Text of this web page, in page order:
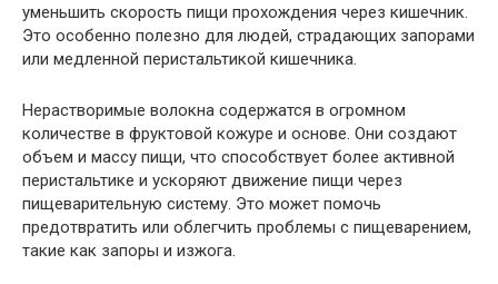
уменьшить скорость пищи прохождения через кишечник.
Это особенно полезно для людей, страдающих запорами
или медленной перистальтикой кишечника.
Нерастворимые волокна содержатся в огромном
количестве в фруктовой кожуре и основе. Они создают
объем и массу пищи, что способствует более активной
перистальтике и ускоряют движение пищи через
пищеварительную систему. Это может помочь
предотвратить или облегчить проблемы с пищеварением,
такие как запоры и изжога.